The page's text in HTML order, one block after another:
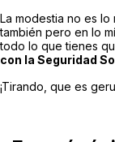
La modestia no es
también pero en lo
todo lo que tienes
con la Seguridad
¡Tirando, que es